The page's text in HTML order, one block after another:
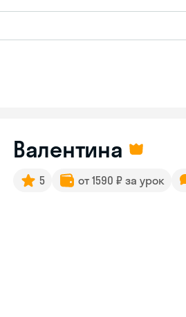
Валентина
5 от 1590 ₽ за урок